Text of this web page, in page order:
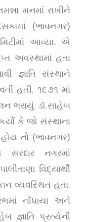
મનમાં રાખીને
(ભાવનગર)
આવ્યા. એ
અવસ્થામાં હતા
જ્ઞાતિ સંસ્થાને
હતી. ૧૯૭૧ માં
ભરાયું. ડૉ.સાહેબ
કે જો સંસ્થાના
તો (ભાવનગર)
સરદાર નગરમાં
વિદ્યાર્થી
વ્યવસ્થિત હતા.
નોંધાયા અને
જ્ઞાતિ પ્રત્યેની